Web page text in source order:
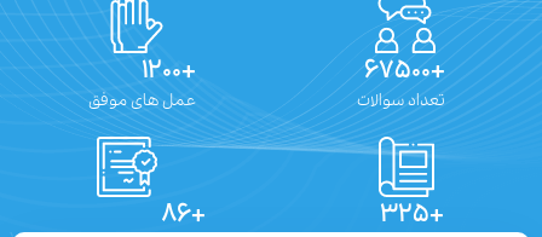
تعداد سوالات عمل های موفق